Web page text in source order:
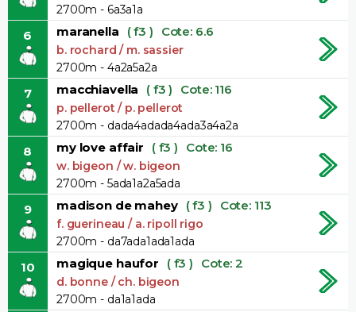
2700m - 6a3a1a
6 maranella ( f3 ) Cote: 6.6
b. rochard / m. sassier
2700m - 4a2a5a2a
7 macchiavella ( f3 ) Cote: 116
p. pellerot / p. pellerot
2700m - dada4adada4ada3a4a2a
8 my love affair ( f3 ) Cote: 16
w. bigeon / w. bigeon
2700m - 5ada1a2a5ada
9 madison de mahey ( f3 ) Cote: 113
f. guerineau / a. ripoll rigo
2700m - da7ada1ada1ada
10 magique haufor ( f3 ) Cote: 2
d. bonne / ch. bigeon
2700m - da1a1ada